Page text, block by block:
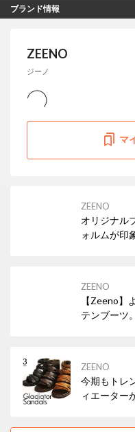
ブランド情報
ZEENO
ジーノ
マ
ZEENO
オリジナル
ォルムが印
す。艶ある
きのマスト
ZEENO
【Zeeno】
テンブーツ
ZEENO
今期もトレ
ィエーター